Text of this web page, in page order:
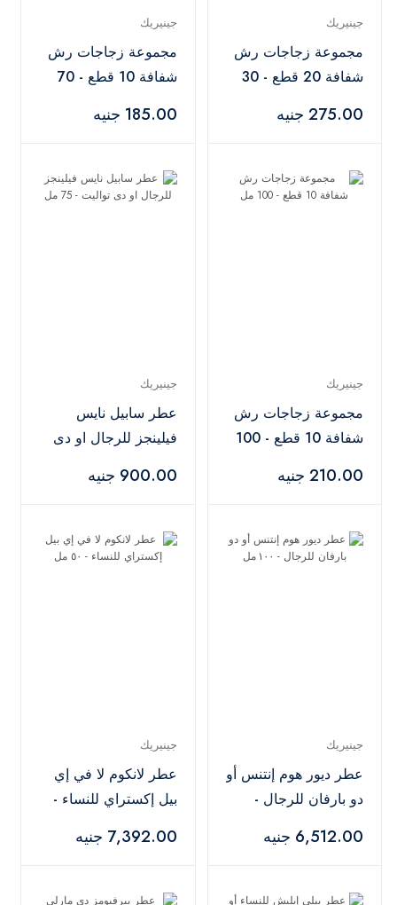
جينيريك
مجموعة زجاجات رش
شفافة 20 قطع - 30
275.00 جنيه
جينيريك
مجموعة زجاجات رش
شفافة 10 قطع - 70
185.00 جنيه
جينيريك
مجموعة زجاجات رش
شفافة 10 قطع - 100
210.00 جنيه
جينيريك
عطر سابيل نايس
فيلينجز للرجال او دى
900.00 جنيه
جينيريك
عطر ديور هوم إنتنس أو
دو بارفان للرجال -
6,512.00 جنيه
جينيريك
عطر لانكوم لا في إي
بيل إكستراي للنساء -
7,392.00 جنيه